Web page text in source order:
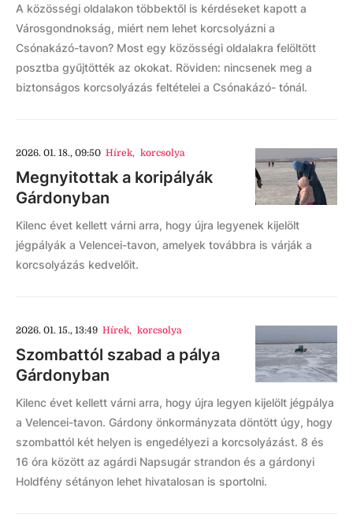
A közösségi oldalakon többektől is kérdéseket kapott a
Városgondnokság, miért nem lehet korcsolyázni a
Csónakázó-tavon? Most egy közösségi oldalakra felöltött
posztba gyűjtötték az okokat. Röviden: nincsenek meg a
biztonságos korcsolyázás feltételei a Csónakázó- tónál.
2026. 01. 18., 09:50 Hírek, korcsolya
Megnyitottak a koripályák
Gárdonyban
Kilenc évet kellett várni arra, hogy újra legyenek kijelölt
jégpályák a Velencei-tavon, amelyek továbbra is várják a
korcsolyázás kedvelőit.
2026. 01. 15., 13:49 Hírek, korcsolya
Szombattól szabad a pálya
Gárdonyban
Kilenc évet kellett várni arra, hogy újra legyen kijelölt jégpálya
a Velencei-tavon. Gárdony önkormányzata döntött úgy, hogy
szombattól két helyen is engedélyezi a korcsolyázást. 8 és
16 óra között az agárdi Napsugár strandon és a gárdonyi
Holdfény sétányon lehet hivatalosan is sportolni.